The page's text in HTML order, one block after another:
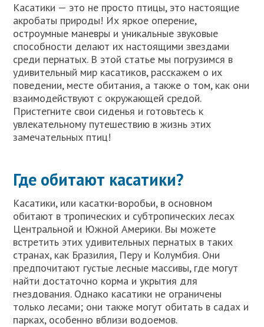
Касатики — это не просто птицы, это настоящие
акробаты природы! Их яркое оперение,
остроумные маневры и уникальные звуковые
способности делают их настоящими звездами
среди пернатых. В этой статье мы погрузимся в
удивительный мир касатиков, расскажем о их
поведении, месте обитания, а также о том, как они
взаимодействуют с окружающей средой.
Пристегните свои сиденья и готовьтесь к
увлекательному путешествию в жизнь этих
замечательных птиц!
Где обитают касатики?
Касатики, или касатки-воробьи, в основном
обитают в тропических и субтропических лесах
Центральной и Южной Америки. Вы можете
встретить этих удивительных пернатых в таких
странах, как Бразилия, Перу и Колумбия. Они
предпочитают густые лесные массивы, где могут
найти достаточно корма и укрытия для
гнездования. Однако касатики не ограничены
только лесами; они также могут обитать в садах и
парках, особенно вблизи водоемов.